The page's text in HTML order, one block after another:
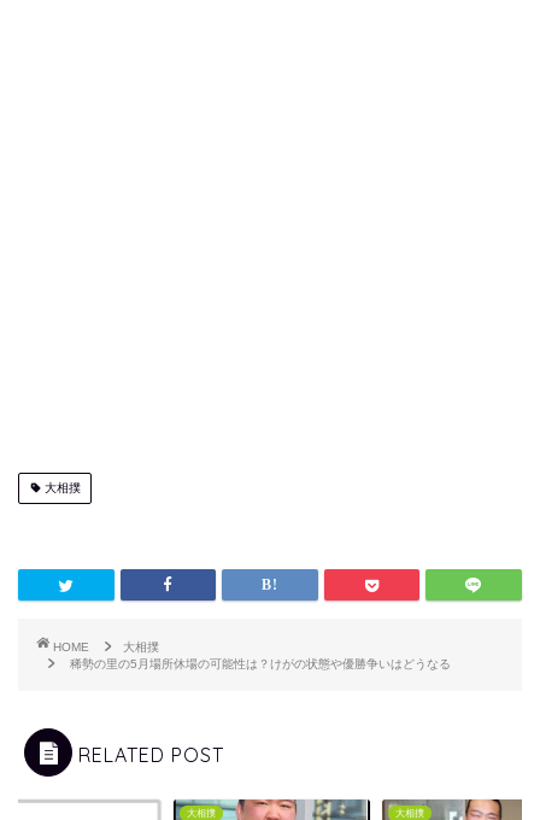
大相撲
HOME
大相撲
稀勢の里の5月場所休場の可能性は？けがの状態や優勝争いはどうなる
RELATED POST
大相撲 大相撲